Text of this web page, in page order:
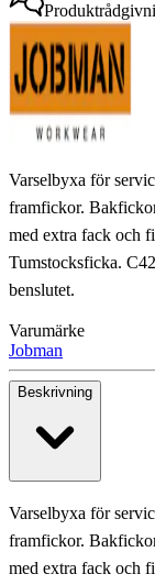
Varselbyxa för
framfickor.
med extra fack och
Tumstocksficka.
benslutet.
Varumärke
Jobman
Beskrivning
Varselbyxa för
framfickor.
med extra fack och